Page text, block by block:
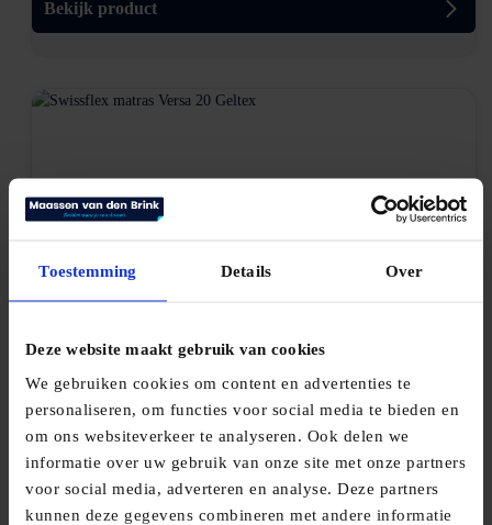
Toestemming Details Over
Deze website maakt gebruik van cookies
We gebruiken cookies om content en advertenties te
personaliseren, om functies voor social media te bieden en
om ons websiteverkeer te analyseren. Ook delen we
informatie over uw gebruik van onze site met onze partners
voor social media, adverteren en analyse. Deze partners
kunnen deze gegevens combineren met andere informatie
Bekijk product
Swissflex matras Versa 20 Geltex
€1.060,00
Bekijk product